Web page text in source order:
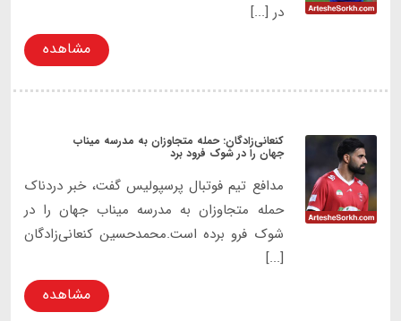
در [...]
مشاهده
کنعانی‌زادگان: حمله متجاوزان به مدرسه میناب
جهان را در شوک فرود برد
مدافع تیم فوتبال پرسپولیس گفت، خبر دردناک
حمله متجاوزان به مدرسه میناب جهان را در
شوک فرو برده است.محمدحسین کنعانی‌زادگان
[...]
مشاهده